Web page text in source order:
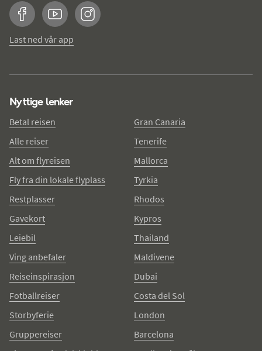
FacebookYouTubeInstagram
Last ned vår app
Nyttige lenker
Betal reisen
Alle reiser
Alt om flyreisen
Fly fra din lokale flyplass
Restplasser
Gavekort
Leiebil
Ving anbefaler
Reiseinspirasjon
Fotballreiser
Storbyferie
Gruppereiser
Gran Canaria
Tenerife
Mallorca
Tyrkia
Rhodos
Kypros
Thailand
Maldivene
Dubai
Costa del Sol
London
Barcelona